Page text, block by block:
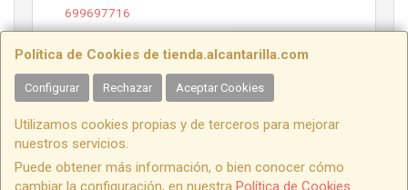
Política de Cookies de tienda.alcantarilla.com
Configurar Rechazar Aceptar Cookies
Utilizamos cookies propias y de terceros para mejorar
nuestros servicios.
Puede obtener más información, o bien conocer cómo
cambiar la configuración, en nuestra Política de Cookies
699697716
info@alcantarilla.com
Horario
10:00 a 14:00 y 17:00 a 20:00